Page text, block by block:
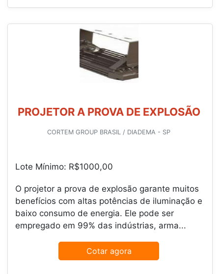
PROJETOR A PROVA DE EXPLOSÃO
CORTEM GROUP BRASIL / DIADEMA - SP
Lote Mínimo: R$1000,00
O projetor a prova de explosão garante muitos
benefícios com altas potências de iluminação e
baixo consumo de energia. Ele pode ser
empregado em 99% das indústrias, arma...
Cotar agora